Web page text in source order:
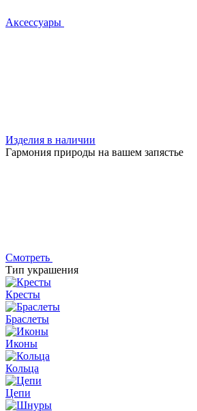
Аксессуары
Изделия в наличии
Гармония природы на вашем запястье
Смотреть
Тип украшения
Кресты
Браслеты
Иконы
Кольца
Цепи